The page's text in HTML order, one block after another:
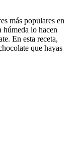
más populares en
húmeda lo hacen
En esta receta,
que hayas